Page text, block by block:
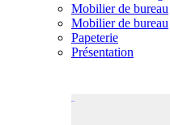
Mobilier de bureau
Mobilier de bureau
Papeterie
Présentation